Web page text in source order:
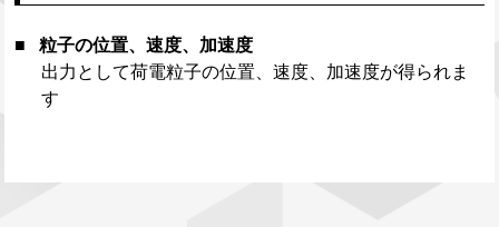
粒子の位置、速度、加速度
出力として荷電粒子の位置、速度、加速度が得られま
す